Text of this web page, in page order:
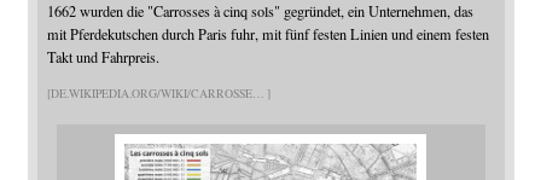
1662 wurden die "Carrosses à cinq sols" gegründet, ein Unternehmen, das
mit Pferdekutschen durch Paris fuhr, mit fünf festen Linien und einem festen
Takt und Fahrpreis.
DE.WIKIPEDIA.ORG/WIKI/CARROSSE